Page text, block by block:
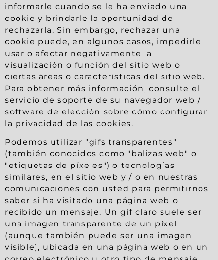
informarle cuando se le ha enviado una
cookie y brindarle la oportunidad de
rechazarla. Sin embargo, rechazar una
cookie puede, en algunos casos, impedirle
usar o afectar negativamente la
visualización o función del sitio web o
ciertas áreas o características del sitio web.
Para obtener más información, consulte el
servicio de soporte de su navegador web /
software de elección sobre cómo configurar
la privacidad de las cookies.
Podemos utilizar "gifs transparentes"
(también conocidos como "balizas web" o
"etiquetas de píxeles") o tecnologías
similares, en el sitio web y / o en nuestras
comunicaciones con usted para permitirnos
saber si ha visitado una página web o
recibido un mensaje. Un gif claro suele ser
una imagen transparente de un píxel
(aunque también puede ser una imagen
visible), ubicada en una página web o en un